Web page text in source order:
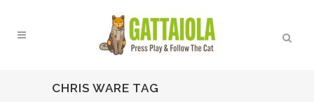
CHRIS WARE TAG